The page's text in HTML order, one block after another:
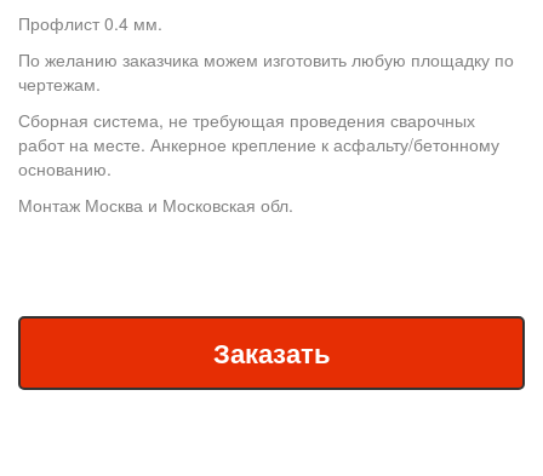
Профлист 0.4 мм.
По желанию заказчика можем изготовить любую площадку по
чертежам.
Сборная система, не требующая проведения сварочных
работ на месте. Анкерное крепление к асфальту/бетонному
основанию.
Монтаж Москва и Московская обл.